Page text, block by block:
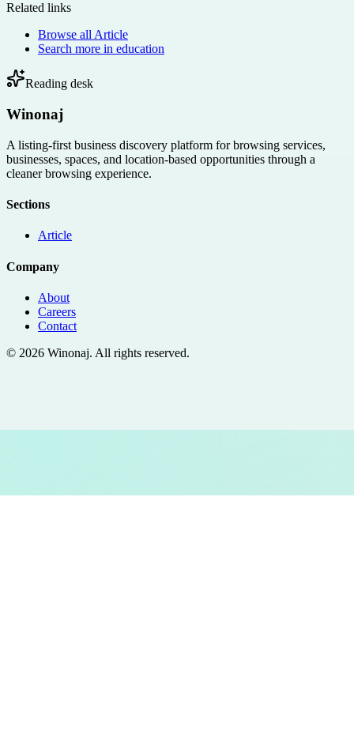
Related links
Browse allArticle
Search more in education
Reading desk
Winonaj
A listing-first business discovery platform for browsing services,
businesses, spaces, and location-based opportunities through a
cleaner browsing experience.
Sections
Article
Company
About
Careers
Contact
© 2026 Winonaj. All rights reserved.